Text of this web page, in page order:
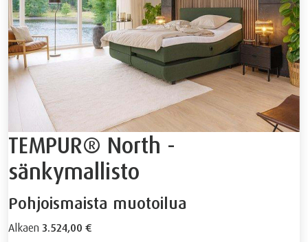
TEMPUR® North -
sänkymallisto
Pohjoismaista muotoilua
Alkaen 3.524,00 €